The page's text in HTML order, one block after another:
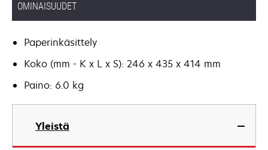
OMINAISUUDET
Paperinkäsittely
Koko (mm - K x L x S): 246 x 435 x 414 mm
Paino: 6.0 kg
Yleistä